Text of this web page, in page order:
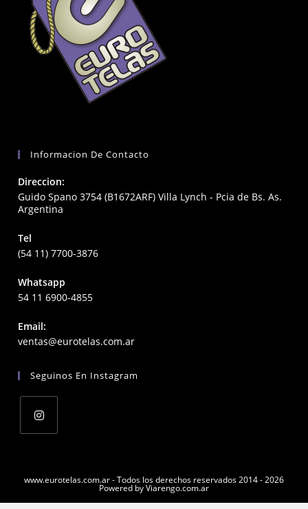
Informacion De Contacto
Direccion:
Guido Spano 3754 (B1672ARF) Villa Lynch - Pcia de Bs. As.
Argentina
Tel
(54 11) 7700-3876
Whatsapp
54 11 6900-4855
Email:
ventas@eurotelas.com.arOpens
application
Seguinos En Instagram
awww.eurotelas.com.ar - Todos los derechos reservados 2014 - 2026
Powered by Viarengo.com.ar